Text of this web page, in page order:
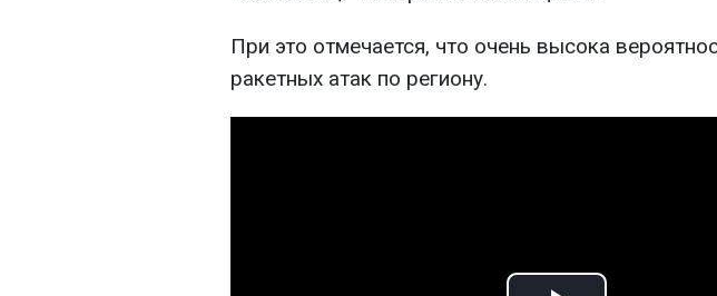
При это отмечается, что очень высока
ракетных атак по региону.